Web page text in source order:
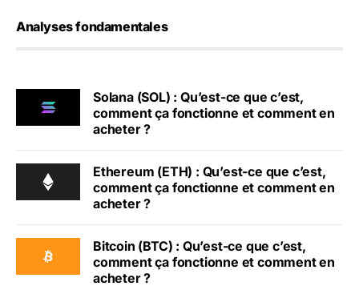
Analyses fondamentales
Solana (SOL) : Qu’est-ce que c’est,
comment ça fonctionne et comment en
acheter ?
Ethereum (ETH) : Qu’est-ce que c’est,
comment ça fonctionne et comment en
acheter ?
Bitcoin (BTC) : Qu’est-ce que c’est,
comment ça fonctionne et comment en
acheter ?